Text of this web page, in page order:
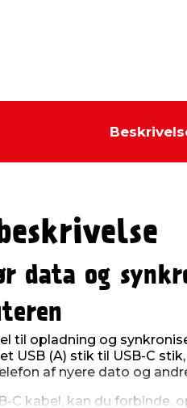
data og
til opladning og
USB (A) stik til USB-C
af nyere dato og
C kabel, kan du forbinde,